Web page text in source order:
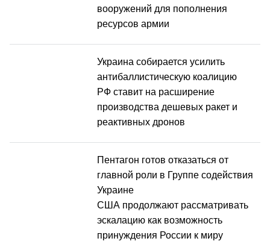
вооружений для пополнения
ресурсов армии
Украина собирается усилить
антибаллистическую коалицию
РФ ставит на расширение
производства дешевых ракет и
реактивных дронов
Пентагон готов отказаться от
главной роли в Группе содействия
Украине
США продолжают рассматривать
эскалацию как возможность
принуждения России к миру